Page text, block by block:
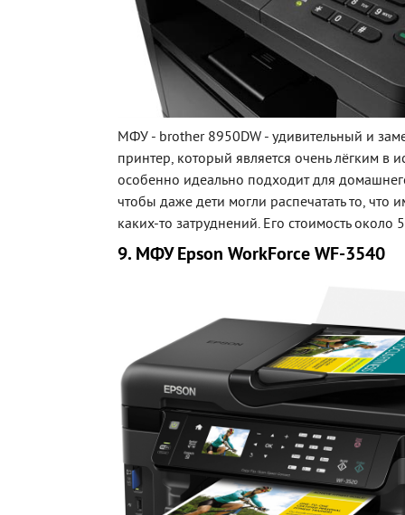
МФУ - brother 8950DW - удивительный и
принтер, который является очень лёгким в
особенно идеально подходит для
чтобы даже дети могли распечатать то, что
каких-то затруднений. Его стоимость около
9. МФУ Epson WorkForce WF-3540